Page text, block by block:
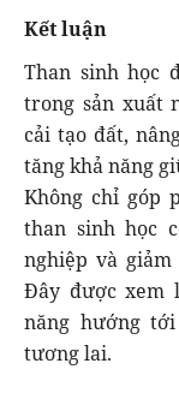
Kết luận
Than sinh học
trong sản xuất
cải tạo đất,
tăng khả năng
Không chỉ góp
than sinh học
nghiệp và
Đây được xem
năng hướng
tương lai.